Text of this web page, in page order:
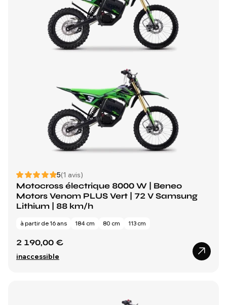
5(1 avis)
Motocross électrique 8000 W | Beneo
Motors Venom PLUS Vert | 72 V Samsung
Lithium | 88 km/h
à partir de 16 ans 184 cm 80 cm 113 cm
2 190,00 €
inaccessible